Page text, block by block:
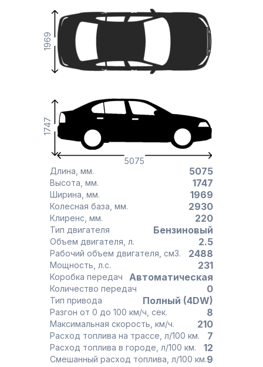
5075
1747
1969
Длина, мм. 5075
Высота, мм. 1747
Ширина, мм. 1969
Колесная база, мм. 2930
Клиренс, мм. 220
Тип двигателя Бензиновый
Объем двигателя, л. 2.5
Рабочий объем двигателя, см3. 2488
Мощность, л.с. 231
Коробка передач Автоматическая
Количество передач 0
Тип привода Полный (4DW)
Разгон от 0 до 100 км/ч, сек. 8
Максимальная скорость, км/ч. 210
Расход топлива на трассе, л/100 км. 7
Расход топлива в городе, л/100 км. 12
Смешанный расход топлива, л/100 км.9